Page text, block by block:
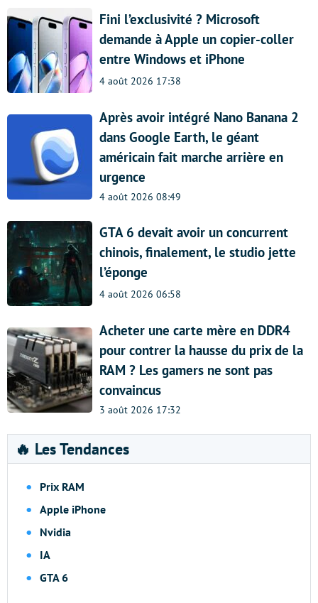
Fini l’exclusivité ? Microsoft
demande à Apple un copier-coller
entre Windows et iPhone
4 août 2026 17:38
Après avoir intégré Nano Banana 2
dans Google Earth, le géant
américain fait marche arrière en
urgence
4 août 2026 08:49
GTA 6 devait avoir un concurrent
chinois, finalement, le studio jette
l’éponge
4 août 2026 06:58
Acheter une carte mère en DDR4
pour contrer la hausse du prix de la
RAM ? Les gamers ne sont pas
convaincus
3 août 2026 17:32
🔥 Les Tendances
Prix RAM
Apple iPhone
Nvidia
IA
GTA 6